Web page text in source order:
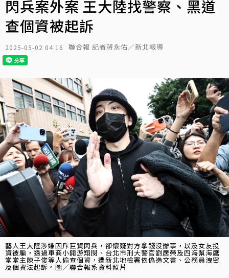
閃兵案外案 王大陸找警察、黑道
查個資被起訴
2025-05-02 04:16 聯合報 記者蔣永佑／新北報導
藝人王大陸涉嫌因斥巨資閃兵，卻懷疑對方拿錢沒辦事，以及女友投
資被騙，透過車商小開游翔閔、台北市刑大警官劉居榮及四海幫海鷹
堂堂主陳子俊等人偷查個資，遭新北地檢署依偽造文書、公務員洩密
及個資法起訴。圖／聯合報系資料照片